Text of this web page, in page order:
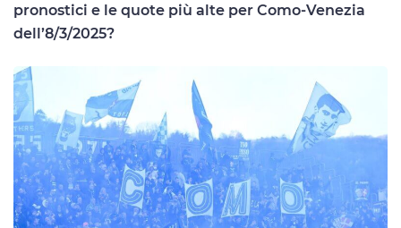
pronostici e le quote più alte per Como-Venezia
dell’8/3/2025?